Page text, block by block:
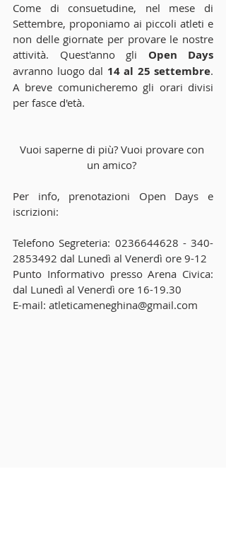
Come di consuetudine, nel mese di
Settembre, proponiamo ai piccoli atleti e
non delle giornate per provare le nostre
attività. Quest'anno gli Open Days
avranno luogo dal 14 al 25 settembre.
A breve comunicheremo gli orari divisi
per fasce d'età.
Vuoi saperne di più? Vuoi provare con
un amico?
Per info, prenotazioni Open Days e
iscrizioni:
Telefono Segreteria: 0236644628 - 340-
2853492 dal Lunedì al Venerdì ore 9-12
Punto Informativo presso Arena Civica:
dal Lunedì al Venerdì ore 16-19.30
E-mail: atleticameneghina@gmail.com